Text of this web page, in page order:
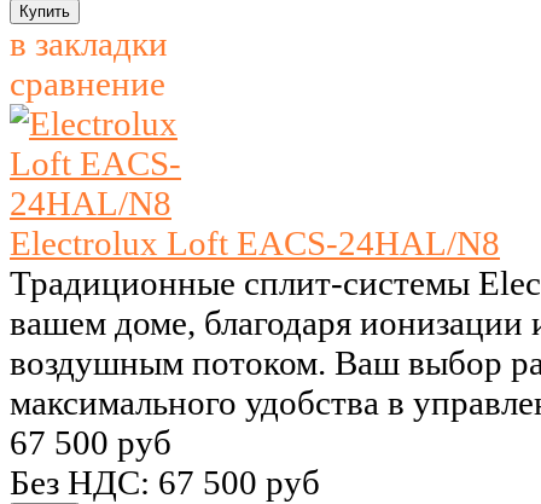
в закладки
сравнение
Electrolux Loft EACS-24HAL/N8
Традиционные сплит-системы
вашем доме, благодаря ионизации
воздушным потоком. Ваш выбор
максимального удобства в
67 500 руб
Без НДС: 67 500 руб